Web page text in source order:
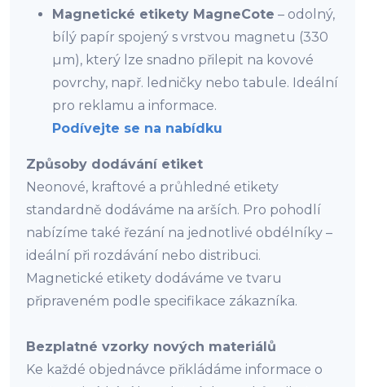
Magnetické etikety MagneCote – odolný,
bílý papír spojený s vrstvou magnetu (330
µm), který lze snadno přilepit na kovové
povrchy, např. ledničky nebo tabule. Ideální
pro reklamu a informace.
Podívejte se na nabídku
Způsoby dodávání etiket
Neonové, kraftové a průhledné etikety
standardně dodáváme na arších. Pro pohodlí
nabízíme také řezání na jednotlivé obdélníky –
ideální při rozdávání nebo distribuci.
Magnetické etikety dodáváme ve tvaru
připraveném podle specifikace zákazníka.
Bezplatné vzorky nových materiálů
Ke každé objednávce přikládáme informace o